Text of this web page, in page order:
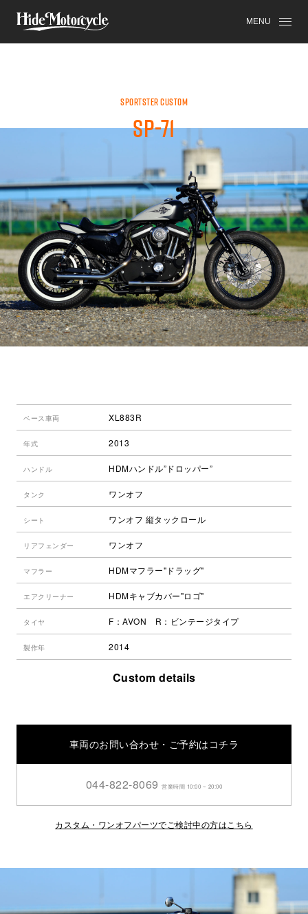
MENU
SPORTSTER
SPORTSTER CUSTOM
SP-71
ベース車両 XL883R
年式 2013
ハンドル HDMハンドル”ドロッパー”
タンク ワンオフ
シート ワンオフ 縦タックロール
リアフェンダー ワンオフ
マフラー HDMマフラー"ドラッグ"
エアクリーナー HDMキャブカバー"ロゴ"
タイヤ F：AVON R：ビンテージタイプ
製作年 2014
Custom details
車両のお問い合わせ・ご予約はコチラ
044-822-8069営業時間 10:00 ~ 20:00
カスタム・ワンオフパーツでご検討中の方はこちら